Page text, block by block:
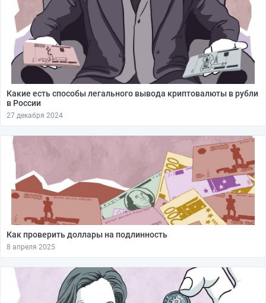
Какие есть способы легального вывода криптовалюты в рубли
в России
27 декабря 2024
Как проверить доллары на подлинность
8 апреля 2025